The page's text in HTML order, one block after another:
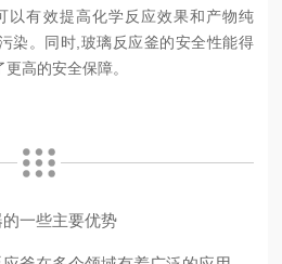
以有效提高化学反应效果和产物纯
染。同时,玻璃反应釜的安全性能得
高的安全保障。
一些主要优势